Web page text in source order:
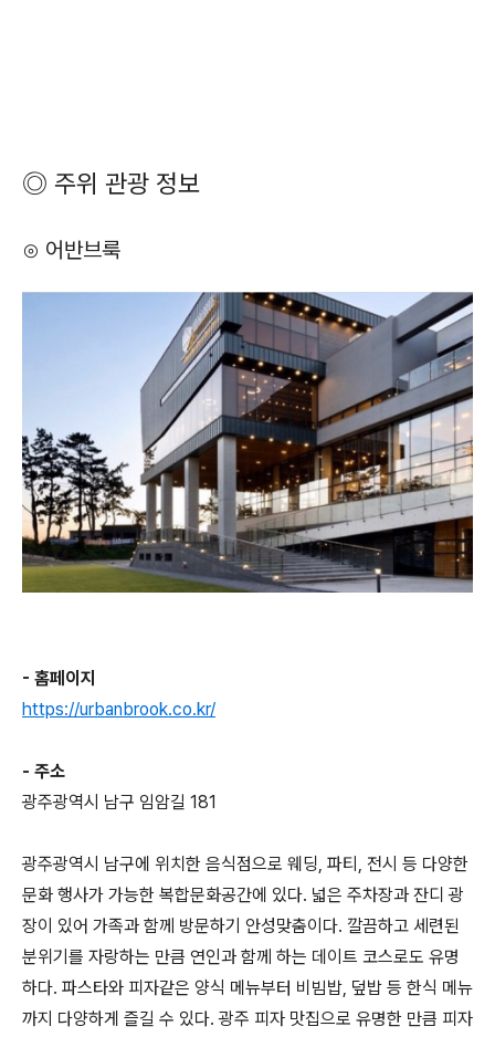
◎ 주위 관광 정보
⊙ 어반브룩
- 홈페이지
https://urbanbrook.co.kr/
- 주소
광주광역시 남구 임암길 181
광주광역시 남구에 위치한 음식점으로 웨딩, 파티, 전시 등 다양한
문화 행사가 가능한 복합문화공간에 있다. 넓은 주차장과 잔디 광
장이 있어 가족과 함께 방문하기 안성맞춤이다. 깔끔하고 세련된
분위기를 자랑하는 만큼 연인과 함께 하는 데이트 코스로도 유명
하다. 파스타와 피자같은 양식 메뉴부터 비빔밥, 덮밥 등 한식 메뉴
까지 다양하게 즐길 수 있다. 광주 피자 맛집으로 유명한 만큼 피자